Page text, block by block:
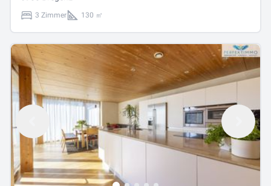
3 Zimmer 130 ㎡